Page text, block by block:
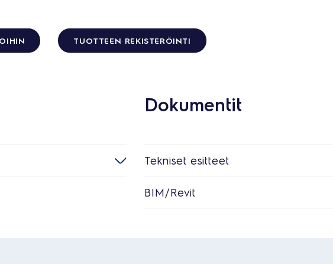
TUOTTEEN REKISTERÖINTI
Dokumentit
Tekniset esitteet
BIM/Revit